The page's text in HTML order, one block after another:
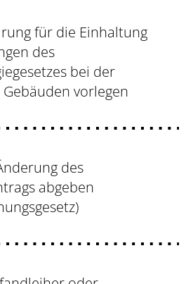
für die Einhaltung
des
bei der
vorlegen
des
abgeben